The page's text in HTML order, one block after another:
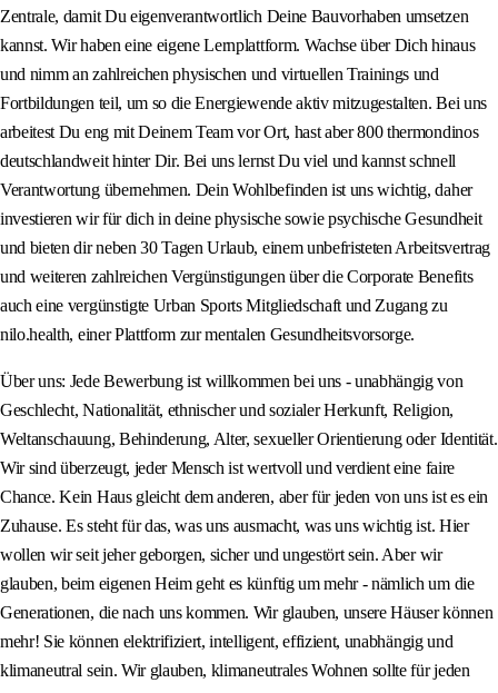
Zentrale, damit Du eigenverantwortlich Deine Bauvorhaben umsetzen
kannst. Wir haben eine eigene Lernplattform. Wachse über Dich hinaus
und nimm an zahlreichen physischen und virtuellen Trainings und
Fortbildungen teil, um so die Energiewende aktiv mitzugestalten. Bei uns
arbeitest Du eng mit Deinem Team vor Ort, hast aber 800 thermondinos
deutschlandweit hinter Dir. Bei uns lernst Du viel und kannst schnell
Verantwortung übernehmen. Dein Wohlbefinden ist uns wichtig, daher
investieren wir für dich in deine physische sowie psychische Gesundheit
und bieten dir neben 30 Tagen Urlaub, einem unbefristeten Arbeitsvertrag
und weiteren zahlreichen Vergünstigungen über die Corporate Benefits
auch eine vergünstigte Urban Sports Mitgliedschaft und Zugang zu
nilo.health, einer Plattform zur mentalen Gesundheitsvorsorge.
Über uns: Jede Bewerbung ist willkommen bei uns - unabhängig von
Geschlecht, Nationalität, ethnischer und sozialer Herkunft, Religion,
Weltanschauung, Behinderung, Alter, sexueller Orientierung oder Identität.
Wir sind überzeugt, jeder Mensch ist wertvoll und verdient eine faire
Chance. Kein Haus gleicht dem anderen, aber für jeden von uns ist es ein
Zuhause. Es steht für das, was uns ausmacht, was uns wichtig ist. Hier
wollen wir seit jeher geborgen, sicher und ungestört sein. Aber wir
glauben, beim eigenen Heim geht es künftig um mehr - nämlich um die
Generationen, die nach uns kommen. Wir glauben, unsere Häuser können
mehr! Sie können elektrifiziert, intelligent, effizient, unabhängig und
klimaneutral sein. Wir glauben, klimaneutrales Wohnen sollte für jeden